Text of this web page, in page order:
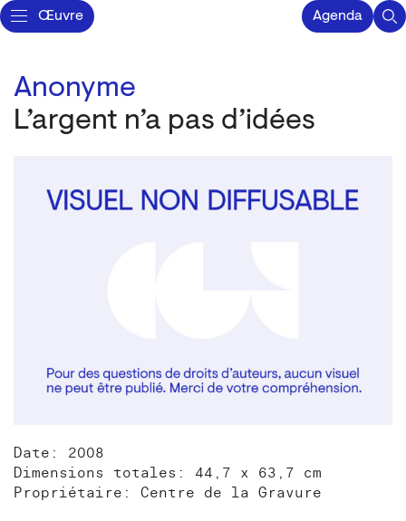
Œuvre Agenda
Anonyme
L’argent n’a pas d’idées
Date: 2008
Dimensions totales: 44,7 x 63,7 cm
Propriétaire: Centre de la Gravure